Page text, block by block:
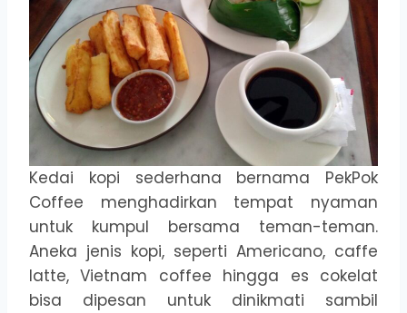
Kedai kopi sederhana bernama PekPok
Coffee menghadirkan tempat nyaman
untuk kumpul bersama teman-teman.
Aneka jenis kopi, seperti Americano, caffe
latte, Vietnam coffee hingga es cokelat
bisa dipesan untuk dinikmati sambil